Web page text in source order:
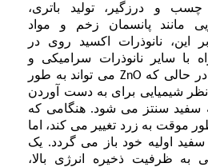
چسب و درزگیر، تولید باتری،
مانند پانسمان زخم و مواد
این، نانوذرات اکسید روی در
با سایر نانوذرات سرامیکی و
در حالی که ZnO می تواند به طور
شیمیایی برای به دست آوردن
سفید سنتز می شود. هنگامی که
موقت به زرد تغییر می کند، اما
اولیه خود باز می گردد. یک
به ظرفیت ذخیره انرژی بالا،